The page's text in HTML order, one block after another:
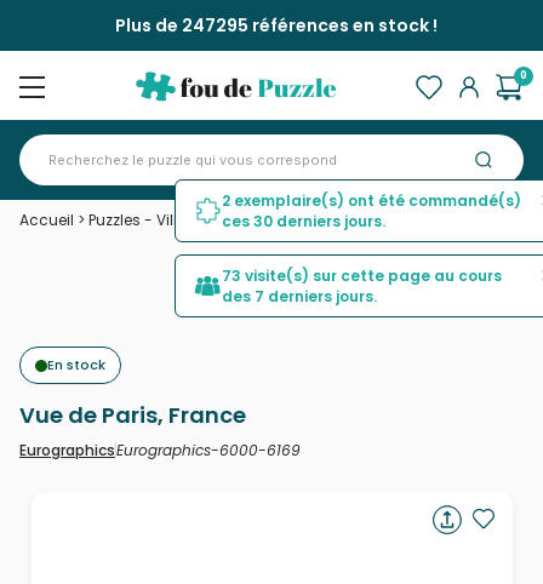
Plus de 247295 références en stock !
0
Accueil > Puzzles - Villes et Villages >Vue de Paris, France
En stock
Vue de Paris, France
EurographicsEurographics-6000-6169
2 exemplaire(s) ont été commandé(s)
ces 30 derniers jours.
73 visite(s) sur cette page au cours
des 7 derniers jours.